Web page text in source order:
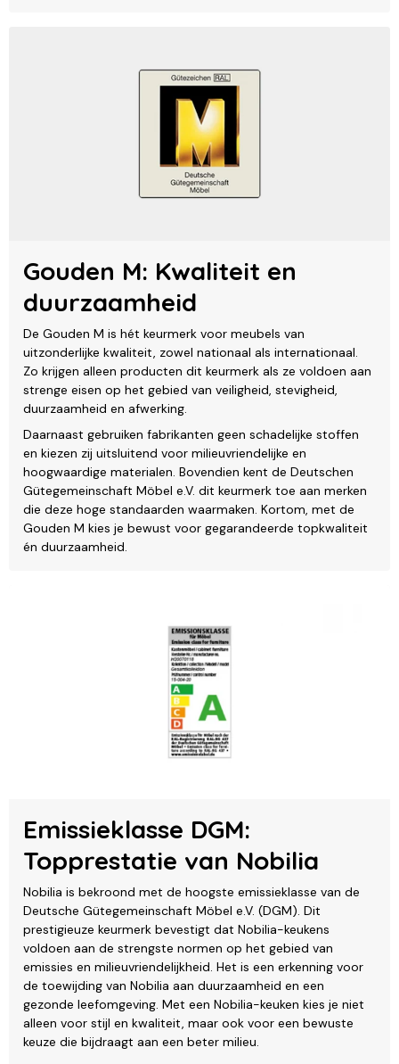
Gouden M: Kwaliteit en
duurzaamheid
De Gouden M is hét keurmerk voor meubels van
uitzonderlijke kwaliteit, zowel nationaal als internationaal.
Zo krijgen alleen producten dit keurmerk als ze voldoen aan
strenge eisen op het gebied van veiligheid, stevigheid,
duurzaamheid en afwerking.
Daarnaast gebruiken fabrikanten geen schadelijke stoffen
en kiezen zij uitsluitend voor milieuvriendelijke en
hoogwaardige materialen. Bovendien kent de Deutschen
Gütegemeinschaft Möbel e.V. dit keurmerk toe aan merken
die deze hoge standaarden waarmaken. Kortom, met de
Gouden M kies je bewust voor gegarandeerde topkwaliteit
én duurzaamheid.
Emissieklasse DGM:
Topprestatie van Nobilia
Nobilia is bekroond met de hoogste emissieklasse van de
Deutsche Gütegemeinschaft Möbel e.V. (DGM). Dit
prestigieuze keurmerk bevestigt dat Nobilia-keukens
voldoen aan de strengste normen op het gebied van
emissies en milieuvriendelijkheid. Het is een erkenning voor
de toewijding van Nobilia aan duurzaamheid en een
gezonde leefomgeving. Met een Nobilia-keuken kies je niet
alleen voor stijl en kwaliteit, maar ook voor een bewuste
keuze die bijdraagt aan een beter milieu.